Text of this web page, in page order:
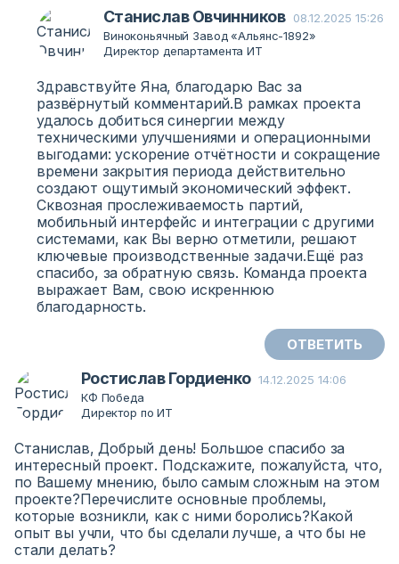
Станислав Овчинников
08.12.2025 15:26
Виноконьячный Завод «Альянс-1892»
Директор департамента ИТ
Здравствуйте Яна, благодарю Вас за
развёрнутый комментарий.В рамках проекта
удалось добиться синергии между
техническими улучшениями и операционными
выгодами: ускорение отчётности и сокращение
времени закрытия периода действительно
создают ощутимый экономический эффект.
Сквозная прослеживаемость партий,
мобильный интерфейс и интеграции с другими
системами, как Вы верно отметили, решают
ключевые производственные задачи.Ещё раз
спасибо, за обратную связь. Команда проекта
выражает Вам, свою искреннюю
благодарность.
ОТВЕТИТЬ
Ростислав Гордиенко 14.12.2025 14:06
КФ Победа
Директор по ИТ
Станислав, Добрый день! Большое спасибо за
интересный проект. Подскажите, пожалуйста, что,
по Вашему мнению, было самым сложным на этом
проекте?Перечислите основные проблемы,
которые возникли, как с ними боролись?Какой
опыт вы учли, что бы сделали лучше, а что бы не
стали делать?